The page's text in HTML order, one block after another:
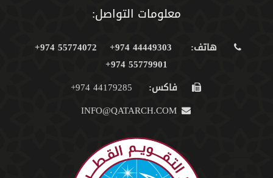
معلومات التواصل:
هاتف: 44449303 974+
55774072 974+
55779901 974+
فاكس: